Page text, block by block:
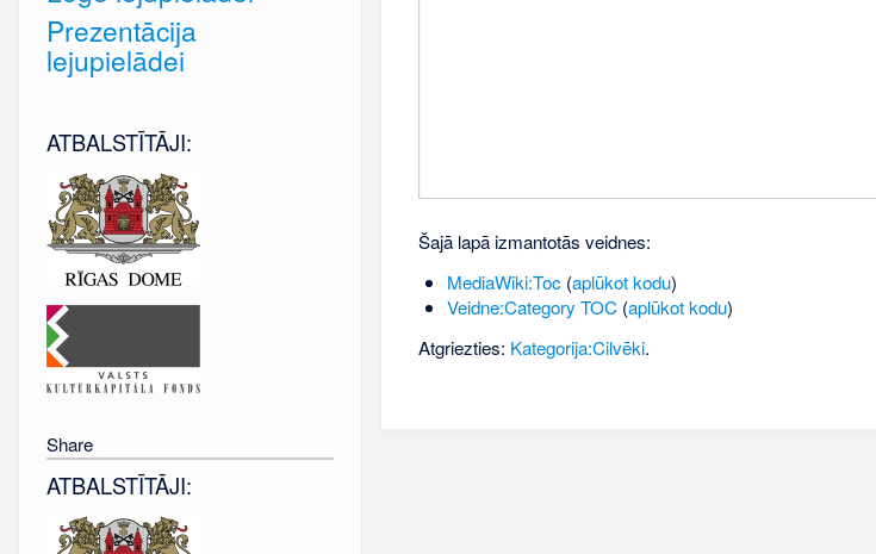
Šajā lapā izmantotās veidnes:
MediaWiki:Toc(aplūkot kodu)
Veidne:Category TOC(aplūkot kodu)
Atgriezties: Kategorija:Cilvēki.
Prezentācija
lejupielādei
ATBALSTĪTĀJI:
Share
ATBALSTĪTĀJI: